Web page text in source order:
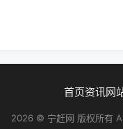
首页资讯网
2026 © 宁赶网 版权所有